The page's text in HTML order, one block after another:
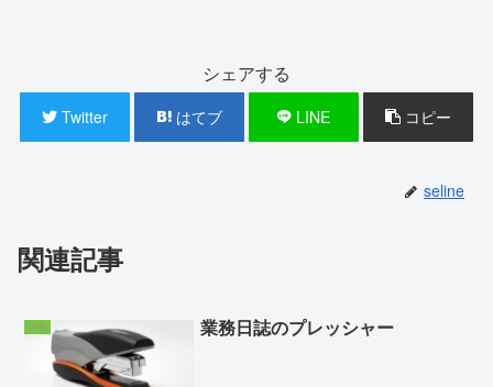
シェアする
Twitter はてブ LINE コピー
seline
関連記事
仕事 業務日誌のプレッシャー